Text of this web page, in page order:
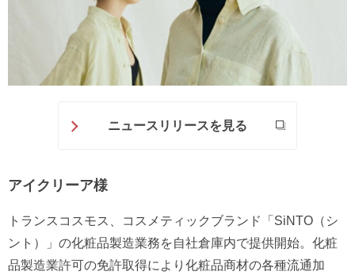
ニュースリリースを見る
アイクリーア様
トランスコスモス、コスメティックブランド「SiNTO（シ
ント）」の化粧品製造業務を自社倉庫内で提供開始。化粧
品製造業許可の免許取得により化粧品商材の各種流通加